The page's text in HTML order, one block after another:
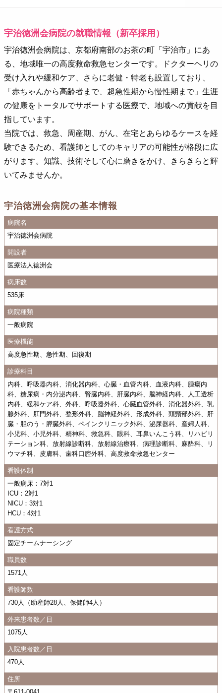
宇治徳洲会病院の就職情報（新卒採用）
宇治徳洲会病院は、京都府南部のお茶の町「宇治市」にあ
る、地域唯一の高度救命救急センターです。ドクターヘリの
受け入れや緩和ケア、さらに老健・特老も設置しており、
「赤ちゃんから高齢者まで、超急性期から慢性期まで」生涯
の健康をトータルでサポートする医療で、地域への貢献を目
指しています。
当院では、救急、周産期、がん、在宅とあらゆるケースを経
験できるため、看護師としてのキャリアの可能性が格段に広
がります。知識、技術そして心に磨きをかけ、きらきらと輝
いてみませんか。
宇治徳洲会病院の基本情報
病院名
宇治徳洲会病院
開設者
医療法人徳洲会
病床数
535床
病院種類
一般病院
医療機能
高度急性期、急性期、回復期
診療科目
内科、呼吸器内科、消化器内科、心臓・血管内科、血液内科、腫瘍内
科、糖尿病・内分泌内科、腎臓内科、肝臓内科、脳神経内科、人工透析
内科、緩和ケア科、外科、呼吸器外科、心臓血管外科、消化器外科、乳
腺外科、肛門外科、整形外科、脳神経外科、形成外科、頭頸部外科、肝
臓・胆のう・膵臓外科、ペインクリニック外科、泌尿器科、産婦人科、
小児科、小児外科、精神科、救急科、眼科、耳鼻いんこう科、リハビリ
テーション科、放射線診断科、放射線治療科、病理診断科、麻酔科、リ
ウマチ科、皮膚科、歯科口腔外科、高度救命救急センター
看護体制
一般病床：7対1
ICU：2対1
NICU：3対1
HCU：4対1
看護方式
固定チームナーシング
職員数
1571人
看護師数
730人（助産師28人、保健師4人）
外来患者数／日
1075人
入院患者数／日
470人
住所